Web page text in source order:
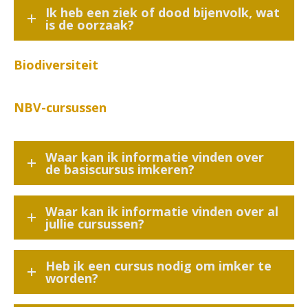
Ik heb een ziek of dood bijenvolk, wat
is de oorzaak?
Biodiversiteit
NBV-cursussen
Waar kan ik informatie vinden over
de basiscursus imkeren?
Waar kan ik informatie vinden over al
jullie cursussen?
Heb ik een cursus nodig om imker te
worden?